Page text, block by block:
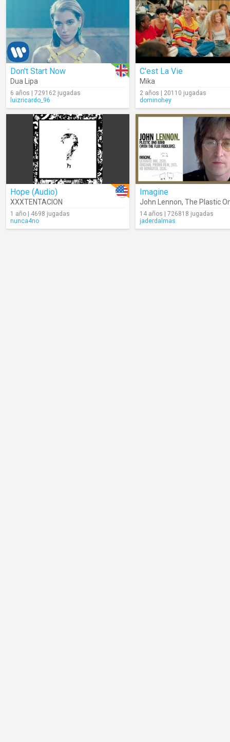
Don't Start Now
Dua Lipa
6 años | 729162 jugadas
luizricardo_96
C'est La Vie
Mika
2 años | 20110 jugadas
dominohey
Hope (Audio)
XXXTENTACION
1 año | 4698 jugadas
nunca4no
Imagine
John Lennon, The Plastic
14 años | 726818 jugadas
jaderdalmas